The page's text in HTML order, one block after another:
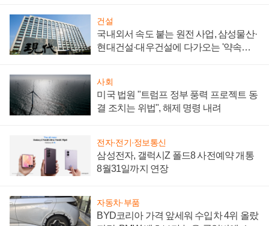
건설
국내외서 속도 붙는 원전 사업, 삼성물산·
현대건설·대우건설에 다가오는 '약속의
사회
미국 법원 "트럼프 정부 풍력 프로젝트 동
결 조치는 위법", 해제 명령 내려
전자·전기·정보통신
삼성전자, 갤럭시Z 폴드8 사전예약 개통
8월31일까지 연장
자동차·부품
BYD코리아 가격 앞세워 수입차 4위 올랐